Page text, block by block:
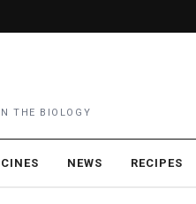
THE BIOLOGY
NEWS RECIPES